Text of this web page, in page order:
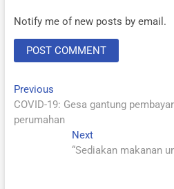
Notify me of new posts by email.
Post
navigation
PreviousPrevious
post:
COVID-19: Gesa gantung
perumahan
NextNext
post:
“Sediakan makanan